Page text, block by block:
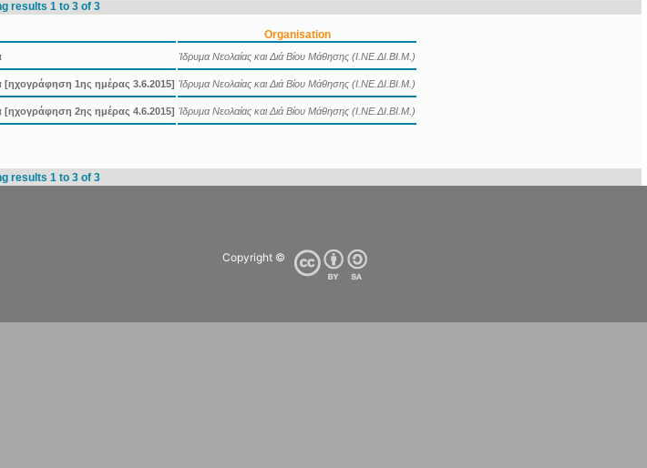
results 1 to 3 of 3
Organisation
Ίδρυμα Νεολαίας και Διά Βίου Μάθησης (Ι.ΝΕ.ΔΙ.ΒΙ.Μ.)
[ηχογράφηση 1ης ημέρας 3.6.2015] Ίδρυμα Νεολαίας και Διά Βίου Μάθησης (Ι.ΝΕ.ΔΙ.ΒΙ.Μ.)
[ηχογράφηση 2ης ημέρας 4.6.2015] Ίδρυμα Νεολαίας και Διά Βίου Μάθησης (Ι.ΝΕ.ΔΙ.ΒΙ.Μ.)
results 1 to 3 of 3